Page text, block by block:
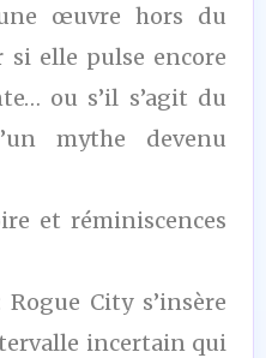
œuvre hors du
si elle pulse encore
ou s’il s’agit du
mythe devenu
et réminiscences
City s’insère
incertain qui